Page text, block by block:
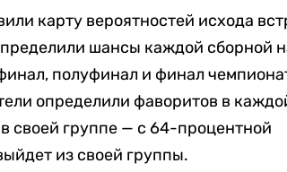
карту вероятностей исхода
шансы каждой сборной
полуфинал и финал
определили фаворитов в
своей группе — с 64-процентной
из своей группы.